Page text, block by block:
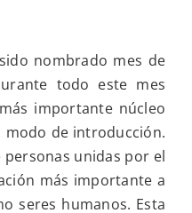
nombrado mes de
todo este mes
importante núcleo
modo de introducción.
personas unidas por el
más importante a
seres humanos. Esta